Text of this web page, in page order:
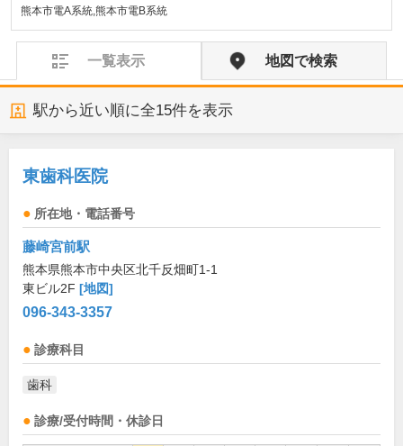
熊本市電A系統,熊本市電B系統
一覧表示 地図で検索
駅から近い順に全15件を表示
東歯科医院
所在地・電話番号
藤崎宮前駅
熊本県熊本市中央区北千反畑町1-1
東ビル2F [地図]
096-343-3357
診療科目
歯科
診療/受付時間・休診日